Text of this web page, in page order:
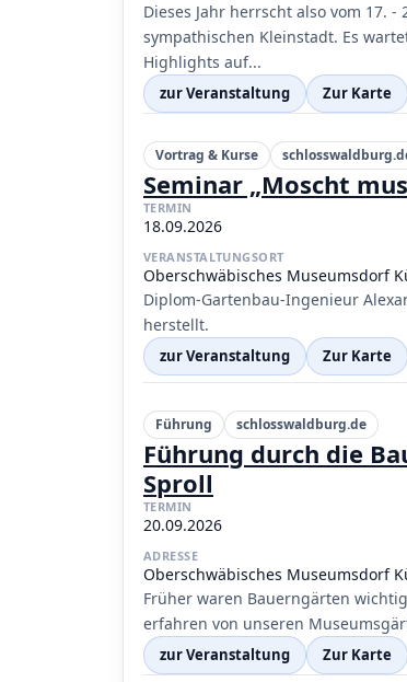
Dieses Jahr herrscht also vom 17.
sympathischen Kleinstadt. Es
Highlights auf...
zur Veranstaltung Zur Karte
Vortrag & Kurse
Seminar „Moscht
TERMIN
18.09.2026
VERANSTALTUNGSORT
Oberschwäbisches Museumsdorf
Diplom-Gartenbau-Ingenieur
herstellt.
zur Veranstaltung Zur Karte
Führung schlosswaldburg.de
Führung durch die
Sproll
TERMIN
20.09.2026
ADRESSE
Oberschwäbisches Museumsdorf
Früher waren Bauerngärten
erfahren von unseren
zur Veranstaltung Zur Karte